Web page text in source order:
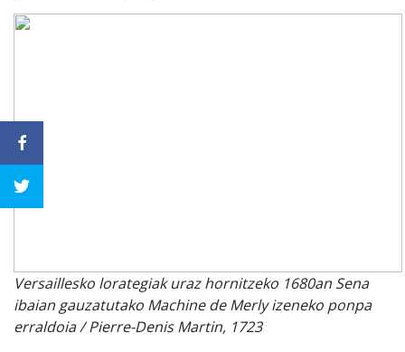
Versaillesko lorategiak uraz hornitzeko 1680an Sena
ibaian gauzatutako Machine de Merly izeneko ponpa
erraldoia / Pierre-Denis Martin, 1723